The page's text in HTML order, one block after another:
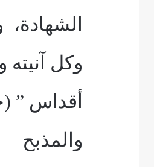
وكل
أقداس ” (خر30: 25
والمذبح